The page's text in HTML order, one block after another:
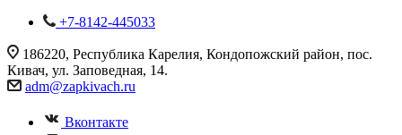
+7-8142-445033
186220, Республика Карелия, Кондопожский район, пос.
Кивач, ул. Заповедная, 14.
adm@zapkivach.ru
Вконтакте